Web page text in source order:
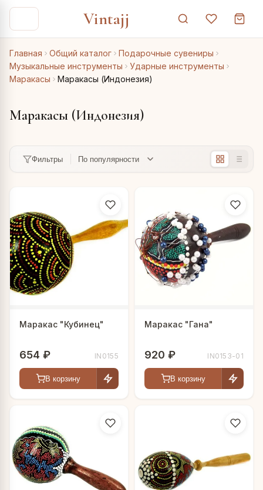
Vintajj
Главная Общий каталог
Подарочные сувениры
Музыкальные инструменты
Ударные инструменты
Маракасы
Маракасы (Индонезия)
Маракасы (Индонезия)
Фильтры
Маракас "Кубинец"
654 ₽ IN0155
В корзину
Маракас "Гана"
920 ₽ IN0153-01
В корзину